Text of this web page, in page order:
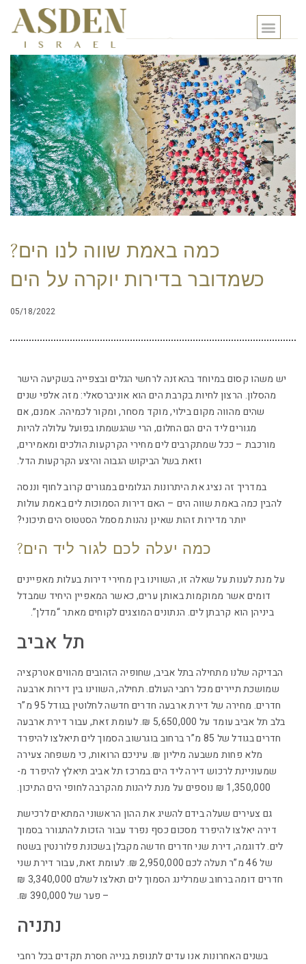
?כמה באמת שווה לנו הים
כשמדובר בדירות יוקרה על הים
05/18/2022
יש משהו קסום במיוחד בהאזנה לרחשי הגלים ובצפייה בשקיעה הישר
מהסלון. הרצון לחיות בקרבת הים הוא אוניברסאלי: מזה אלפי שנים
שהים מהווה מקום בילוי, מוקד מסחר, ומקור לכמיהה. אמנם, אם
מגורים ליד הים הם החלום, הרי שהגשמתו בפועל עלולה להיות
מורכבת – ככל שמתקרבים לים מחירי הקרקעות הולכים ומאמירים,
וזאת בשל הביקוש הגבוה והיצע הקרקעות הדל.
במדריך זה נציג את היתרונות הגלומים במגורים קרוב לחוף וננסה
להבין כמה באמת שווה הים – האם דירות הסמוכות לים באמת עולות
יותר מדירות זהות שאינן נהנות מסמל הסטטוס הים תיכוני?
כמה יעלה לכם לגור ליד הים?
על מנת לענות על שאלה זו, השווינו בין מחירי דירות בעלות מאפיינים
דומים אשר ממוקמות באותן ערים, כאשר המאפיין היחיד שמבדל
ביניהן הוא קרבתן לים. הנתונים המוצגים לקוחים מאתר “מדלן”.
תל אביב
הבדיקה שלנו מתחילה בתל אביב, שחופיה הזהובים מהווים אטרקציה
שמושכת תיירים מכל רחבי העולם. תחילה, השווינו בין דירות ארבעה
חדרים. מחירה של דירת ארבעה חדרים חדשה לחלוטין בגודל 95 מ”ר
בלב תל אביב עומד על 5,650,000 ₪. לעומת זאת, עבור דירת ארבעה
חדרים בגודל של 85 מ”ר ברחוב בוגרשוב הסמוך לים תיאלצו להיפרד
מלא פחות משבעה מיליון ₪. עיניכם הרואות, כי משפחה צעירה
שמעוניינת לרכוש דירה ליד הים במרכז תל אביב תיאלץ להיפרד מ-
1,350,000 ₪ נוספים על מנת ליהנות מהקרבה לחופי הים התיכון.
גם צעירים שעלה בידם להשיג את ההון הראשוני המתאים לרכישת
דירה יאלצו להיפרד מסכום כסף נפרד עבור הזכות להתגורר בסמוך
לים. לדוגמה, דירת שני חדרים חדשה מקבלן בשכונת פלורנטין בשטח
של 46 מ”ר תעלה לכם 2,950,000 ₪. לעומת זאת, עבור דירת שני
חדרים דומה ברחוב שמרלינג הסמוך לים תאלצו לשלם 3,340,000 ₪
– פער של 390,000 ₪.
נתניה
בשנים האחרונות אנו עדים לתנופת בנייה חסרת תקדים בכל רחבי